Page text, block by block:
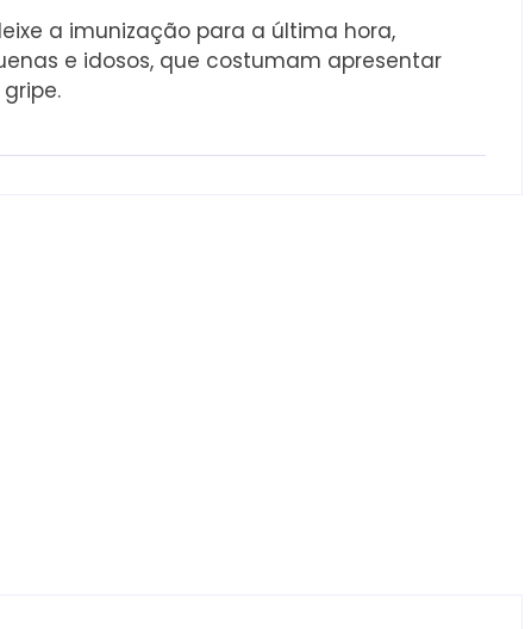
a imunização para a última hora,
e idosos, que costumam apresentar